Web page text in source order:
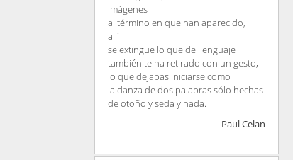
imágenes
al término en que han aparecido,
allí
se extingue lo que del lenguaje
también te ha retirado con un gesto,
lo que dejabas iniciarse como
la danza de dos palabras sólo hechas
de otoño y seda y nada.
Paul Celan